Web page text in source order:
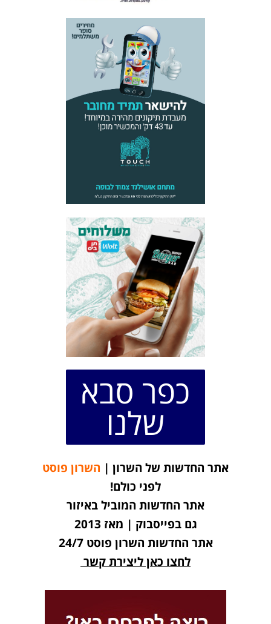
כפר סבא
שלנו
אתר החדשות של השרון | השרון פוסט
לפני כולם!
אתר החדשות המוביל באיזור
גם בפייסבוק | מאז 2013
אתר החדשות השרון פוסט 24/7
לחצו כאן ליצירת קשר